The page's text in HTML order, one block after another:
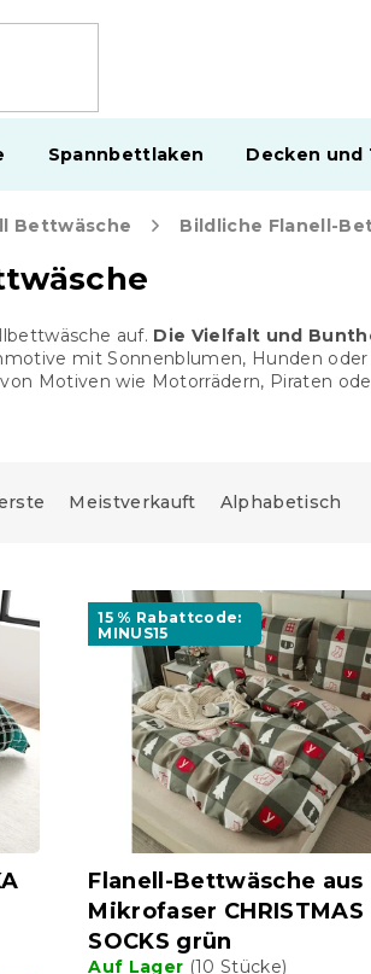
Spannbettlaken Decken und
Bettwäsche Bildliche Flanell-
auf. Die Vielfalt und
mit Sonnenblumen, Hunden
Motiven wie Motorrädern, Piraten
Meistverkauft Alphabetisch
15 % Rabattcode:
MINUS15
Flanell-Bettwäsche aus
Mikrofaser CHRISTMAS
SOCKS grün
Auf Lager (10 Stücke)